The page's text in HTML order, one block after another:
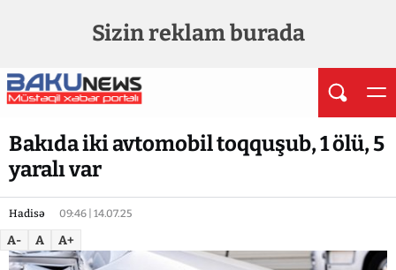
Sizin reklam burada
Bakıda iki avtomobil toqquşub, 1 ölü, 5
yaralı var
Hadisə 09:46 | 14.07.25
A- A A+